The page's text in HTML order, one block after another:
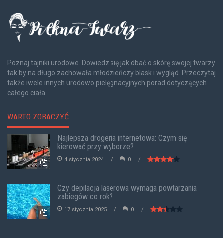
Poznaj tajniki urodowe. Dowiedz się jak dbać o skórę swojej twarzy
tak by na długo zachowała młodzieńczy blask i wygląd. Przeczytaj
także iwele innych urodowo pielęgnacyjnych porad dotyczących
całego ciała.
WARTO ZOBACZYĆ
Najlepsza drogeria internetowa: Czym się
kierować przy wyborze?
4 stycznia 2024 0
Czy depilacja laserowa wymaga powtarzania
zabiegów co rok?
17 stycznia 2025 0